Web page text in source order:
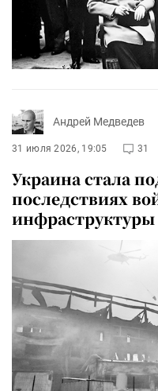
Андрей Медведев
31 июля 2026, 19:05 31
Украина стала
последствиях
инфраструктуры